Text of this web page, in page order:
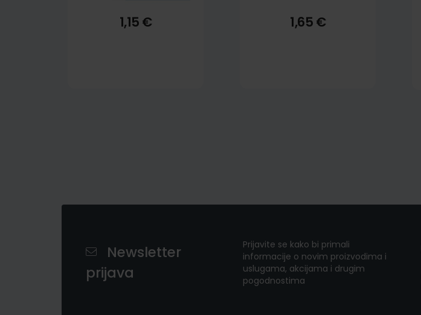
1,15 € 1,65 €
Newsletter
prijava
Prijavite se kako bi primali
informacije o novim proizvodima i
uslugama, akcijama i drugim
pogodnostima